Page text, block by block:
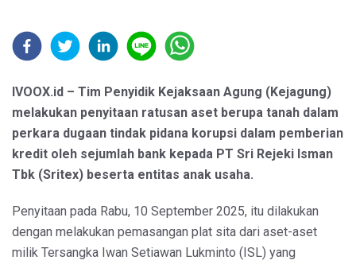
IVOOX.id – Tim Penyidik Kejaksaan Agung (Kejagung)
melakukan penyitaan ratusan aset berupa tanah dalam
perkara dugaan tindak pidana korupsi dalam pemberian
kredit oleh sejumlah bank kepada PT Sri Rejeki Isman
Tbk (Sritex) beserta entitas anak usaha.
Penyitaan pada Rabu, 10 September 2025, itu dilakukan
dengan melakukan pemasangan plat sita dari aset-aset
milik Tersangka Iwan Setiawan Lukminto (ISL) yang